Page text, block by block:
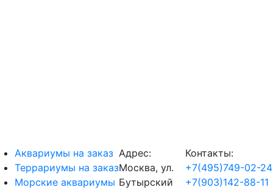
Аквариумы на заказ
Террариумы на заказ
Морские аквариумы
Адрес:
Москва, ул.
Бутырский
Контакты:
+7(495)749-02-24
+7(903)142-88-11